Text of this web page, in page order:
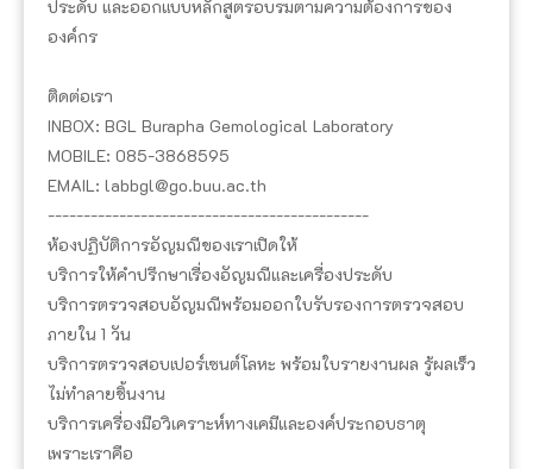
ประดับ และออกแบบหลักสูตรอบรมตามความต้องการของ
องค์กร
ติดต่อเรา
INBOX: BGL Burapha Gemological Laboratory
MOBILE: 085-3868595
EMAIL: labbgl@go.buu.ac.th
---------------------------------------------
ห้องปฏิบัติการอัญมณีของเราเปิดให้
บริการให้คำปรึกษาเรื่องอัญมณีและเครื่องประดับ
บริการตรวจสอบอัญมณีพร้อมออกใบรับรองการตรวจสอบ
ภายใน 1 วัน
บริการตรวจสอบเปอร์เซนต์โลหะ พร้อมใบรายงานผล รู้ผลเร็ว
ไม่ทำลายชิ้นงาน
บริการเครื่องมือวิเคราะห์ทางเคมีและองค์ประกอบธาตุ
เพราะเราคือ